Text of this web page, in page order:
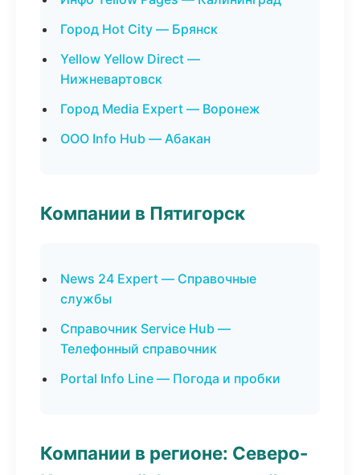
Город Hot City — Брянск
Yellow Yellow Direct —
Нижневартовск
Город Media Expert — Воронеж
ООО Info Hub — Абакан
Компании в Пятигорск
News 24 Expert — Справочные
службы
Справочник Service Hub —
Телефонный справочник
Portal Info Line — Погода и пробки
Компании в регионе: Северо-